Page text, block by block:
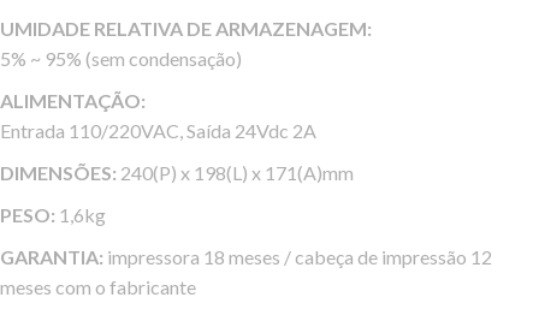
UMIDADE RELATIVA DE ARMAZENAGEM:
5% ~ 95% (sem condensação)
ALIMENTAÇÃO:
Entrada 110/220VAC, Saída 24Vdc 2A
DIMENSÕES: 240(P) x 198(L) x 171(A)mm
PESO: 1,6kg
GARANTIA: impressora 18 meses / cabeça de impressão 12
meses com o fabricante